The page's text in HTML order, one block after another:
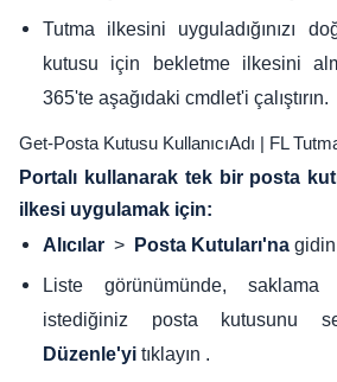
Tutma ilkesini uyguladığınızı
kutusu için bekletme ilkesini
365'te aşağıdaki cmdlet'i çalıştırın.
Get-Posta Kutusu KullanıcıAdı | FL
Portalı kullanarak tek bir posta
ilkesi uygulamak için:
Alıcılar > Posta Kutuları'na
Liste görünümünde, saklama
istediğiniz posta kutusunu
Düzenle'yi tıklayın .